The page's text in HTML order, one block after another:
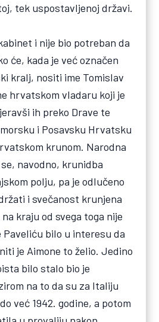
tek uspostavljenoj državi.
i nije bio potreban da
će, kada je već označen
kralj, nositi ime Tomislav
hrvatskom vladaru koji je
ih preko Drave te
i Posavsku Hrvatsku
krunom. Narodna
navodno, krunidba
polju, pa je odlučeno
i svečanost krunjena
kraju od svega toga nije
bilo u interesu da
je Aimone to želio. Jedino
bilo stalo bio je
na to da su za Italiju
već 1942. godine, a potom